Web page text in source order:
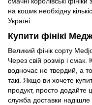
на кошик необхідну
Україні.
Купити фінікі
Великий фінік сорту
Через свій розмір і смак.
водночас не твердий, а
такі. Якщо ви хочете
продукт, просто додайте
служба доставки